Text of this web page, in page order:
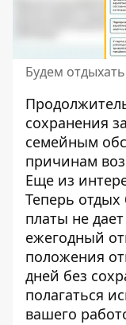
Будем
сохранения
семейным
причинам
Еще из
Теперь отдых
платы не
ежегодный
положения
дней без
полагаться
вашего